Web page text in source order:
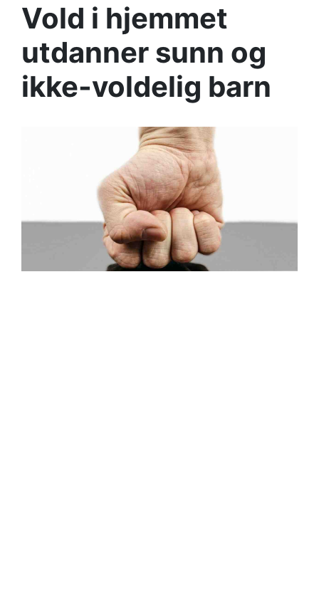
Vold i hjemmet
utdanner sunn og
ikke-voldelig barn